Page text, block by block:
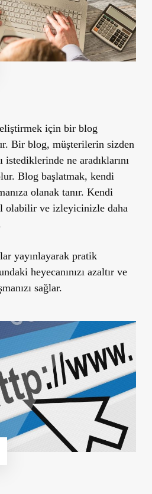
için bir blog
Bir blog, müşterilerin sizden
istediklerinde ne aradıklarını
Blog başlatmak, kendi
olanak tanır. Kendi
olabilir ve izleyicinizle daha
yayınlayarak pratik
heyecanınızı azaltır ve
sağlar.